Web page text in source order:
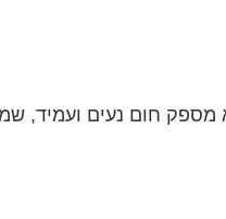
חום נעים ועמיד,